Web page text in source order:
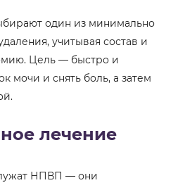
один из минимально
учитывая состав и
Цель — быстро и
мочи и снять боль, а затем
лечение
НПВП — они